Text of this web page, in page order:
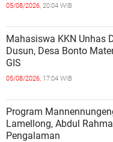
05/08/2026, 20:04 WIB
Mahasiswa KKN Unhas
Dusun, Desa Bonto
GIS
05/08/2026, 17:04 WIB
Program
Lamellong, Abdul
Pengalaman